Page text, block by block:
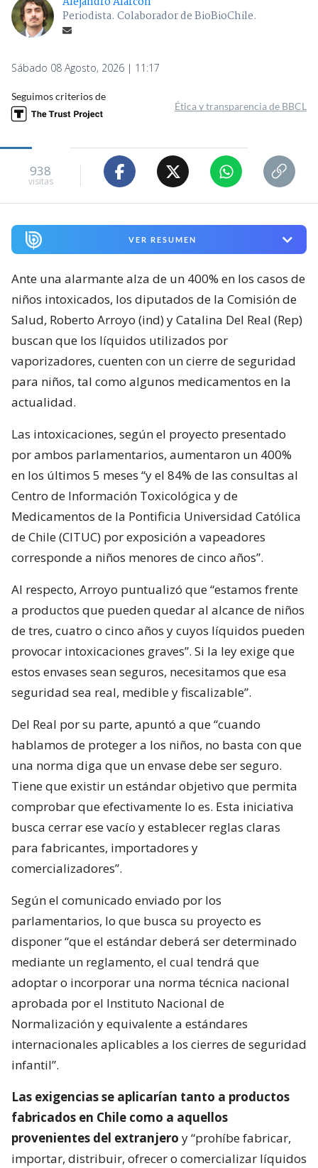
Periodista. Colaborador de BioBioChile.
Sábado 08 Agosto, 2026 | 11:17
Seguimos criterios de
Ética y transparencia de BBCL
938
visitas
VER RESUMEN
Ante una alarmante alza de un 400% en los casos de
niños intoxicados, los diputados de la Comisión de
Salud, Roberto Arroyo (ind) y Catalina Del Real (Rep)
buscan que los líquidos utilizados por
vaporizadores, cuenten con un cierre de seguridad
para niños, tal como algunos medicamentos en la
actualidad.
Las intoxicaciones, según el proyecto presentado
por ambos parlamentarios, aumentaron un 400%
en los últimos 5 meses “y el 84% de las consultas al
Centro de Información Toxicológica y de
Medicamentos de la Pontificia Universidad Católica
de Chile (CITUC) por exposición a vapeadores
corresponde a niños menores de cinco años”.
Al respecto, Arroyo puntualizó que “estamos frente
a productos que pueden quedar al alcance de niños
de tres, cuatro o cinco años y cuyos líquidos pueden
provocar intoxicaciones graves”. Si la ley exige que
estos envases sean seguros, necesitamos que esa
seguridad sea real, medible y fiscalizable”.
Del Real por su parte, apuntó a que “cuando
hablamos de proteger a los niños, no basta con que
una norma diga que un envase debe ser seguro.
Tiene que existir un estándar objetivo que permita
comprobar que efectivamente lo es. Esta iniciativa
busca cerrar ese vacío y establecer reglas claras
para fabricantes, importadores y
comercializadores”.
Según el comunicado enviado por los
parlamentarios, lo que busca su proyecto es
disponer “que el estándar deberá ser determinado
mediante un reglamento, el cual tendrá que
adoptar o incorporar una norma técnica nacional
aprobada por el Instituto Nacional de
Normalización y equivalente a estándares
internacionales aplicables a los cierres de seguridad
infantil”.
Las exigencias se aplicarían tanto a productos
fabricados en Chile como a aquellos
provenientes del extranjero y “prohíbe fabricar,
importar, distribuir, ofrecer o comercializar líquidos